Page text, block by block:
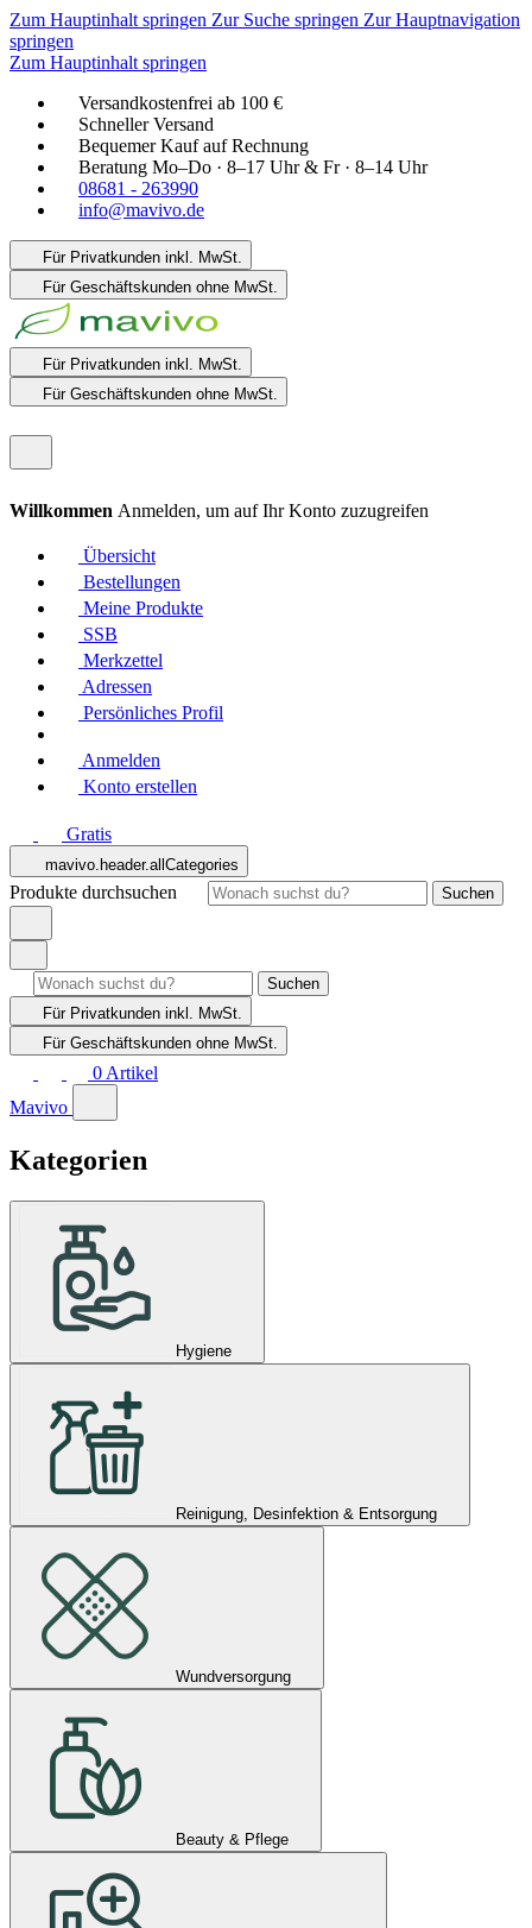
Zum Hauptinhalt springen Zur Suche springen Zur Hauptnavigation
springen
Zum Hauptinhalt springen
Versandkostenfrei ab 100 €
Schneller Versand
Bequemer Kauf auf Rechnung
Beratung Mo–Do · 8–17 Uhr & Fr · 8–14 Uhr
08681 - 263990
info@mavivo.de
Für Privatkunden inkl. MwSt.
Für Geschäftskunden ohne MwSt.
Für Privatkunden inkl. MwSt.
Für Geschäftskunden ohne MwSt.
Willkommen Anmelden, um auf Ihr Konto zuzugreifen
Übersicht
Bestellungen
Meine Produkte
SSB
Merkzettel
Adressen
Persönliches Profil
Anmelden
Konto erstellen
Gratis
mavivo.header.allCategories
Produkte durchsuchen Suchen
Suchen
Für Privatkunden inkl. MwSt.
Für Geschäftskunden ohne MwSt.
0 Artikel
Mavivo
Kategorien
Hygiene
Reinigung, Desinfektion & Entsorgung
Wundversorgung
Beauty & Pflege